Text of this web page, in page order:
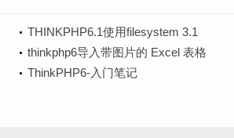
THINKPHP6.1使用filesystem 3.1
thinkphp6导入带图片的 Excel 表格
ThinkPHP6-入门笔记